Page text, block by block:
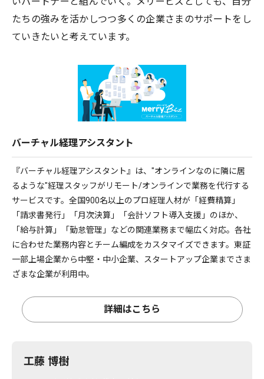
たちの強みを活かしつつ多くの企業さまのサポートをし
ていきたいと考えています。
バーチャル経理アシスタント
『バーチャル経理アシスタント』は、"オンラインなのに隣に居
るような"経理スタッフがリモート/オンラインで業務を代行する
サービスです。全国900名以上のプロ経理人材が「経費精算」
「請求書発行」「月次決算」「会計ソフト導入支援」のほか、
「給与計算」「勤怠管理」などの関連業務まで幅広く対応。各社
に合わせた業務内容とチーム編成をカスタマイズできます。東証
一部上場企業から中堅・中小企業、スタートアップ企業までさま
ざまな企業が利用中。
詳細はこちら
工藤 博樹